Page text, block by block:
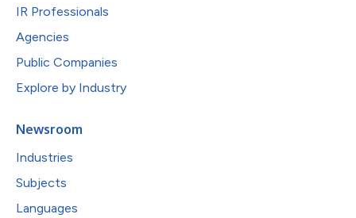
IR Professionals
Agencies
Public Companies
Explore by Industry
Newsroom
Industries
Subjects
Languages